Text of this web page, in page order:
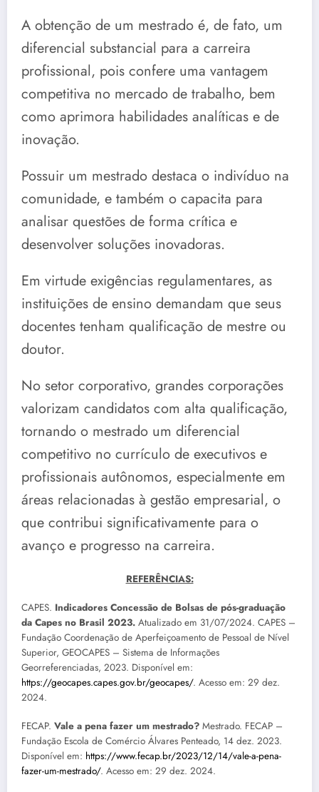
A obtenção de um mestrado é, de fato, um
diferencial substancial para a carreira
profissional, pois confere uma vantagem
competitiva no mercado de trabalho, bem
como aprimora habilidades analíticas e de
inovação.
Possuir um mestrado destaca o indivíduo na
comunidade, e também o capacita para
analisar questões de forma crítica e
desenvolver soluções inovadoras.
Em virtude exigências regulamentares, as
instituições de ensino demandam que seus
docentes tenham qualificação de mestre ou
doutor.
No setor corporativo, grandes corporações
valorizam candidatos com alta qualificação,
tornando o mestrado um diferencial
competitivo no currículo de executivos e
profissionais autônomos, especialmente em
áreas relacionadas à gestão empresarial, o
que contribui significativamente para o
avanço e progresso na carreira.
REFERÊNCIAS:
CAPES. Indicadores Concessão de Bolsas de pós-graduação
da Capes no Brasil 2023. Atualizado em 31/07/2024. CAPES –
Fundação Coordenação de Aperfeiçoamento de Pessoal de Nível
Superior, GEOCAPES – Sistema de Informações
Georreferenciadas, 2023. Disponível em:
https://geocapes.capes.gov.br/geocapes/. Acesso em: 29 dez.
2024.
FECAP. Vale a pena fazer um mestrado? Mestrado. FECAP –
Fundação Escola de Comércio Álvares Penteado, 14 dez. 2023.
Disponível em: https://www.fecap.br/2023/12/14/vale-a-pena-
fazer-um-mestrado/. Acesso em: 29 dez. 2024.